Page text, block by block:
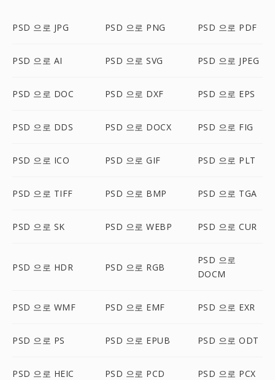
PSD 으로 JPG PSD 으로 PNG PSD 으로 PDF
PSD 으로 AI PSD 으로 SVG PSD 으로 JPEG
PSD 으로 DOC PSD 으로 DXF PSD 으로 EPS
PSD 으로 DDS PSD 으로 DOCX PSD 으로 FIG
PSD 으로 ICO PSD 으로 GIF PSD 으로 PLT
PSD 으로 TIFF PSD 으로 BMP PSD 으로 TGA
PSD 으로 SK PSD 으로 WEBP PSD 으로 CUR
PSD 으로 HDR PSD 으로 RGB
PSD 으로
DOCM
PSD 으로 WMF PSD 으로 EMF PSD 으로 EXR
PSD 으로 PS PSD 으로 EPUB PSD 으로 ODT
PSD 으로 HEIC PSD 으로 PCD PSD 으로 PCX